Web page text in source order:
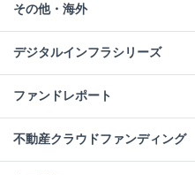
その他・海外
デジタルインフラシリーズ
ファンドレポート
不動産クラウドファンディング